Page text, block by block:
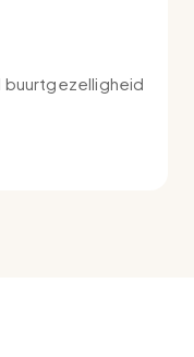
buurtgezelligheid